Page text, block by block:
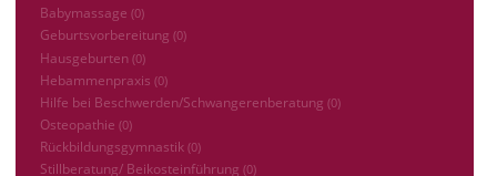
Babymassage (0)
Geburtsvorbereitung (0)
Hausgeburten (0)
Hebammenpraxis (0)
Hilfe bei Beschwerden/Schwangerenberatung (0)
Osteopathie (0)
Rückbildungsgymnastik (0)
Stillberatung/ Beikosteinführung (0)